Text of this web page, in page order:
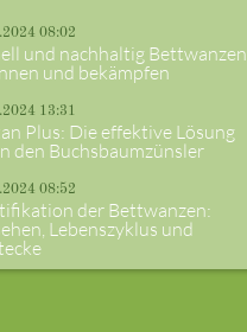
08:02
und nachhaltig Bettwanzen
und bekämpfen
13:31
Plus: Die effektive Lösung
den Buchsbaumzünsler
08:52
der Bettwanzen:
Lebenszyklus und